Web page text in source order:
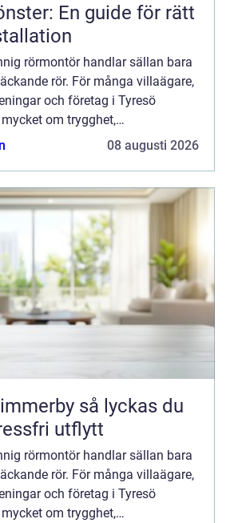
En guide för rätt
rörmontör handlar sällan bara
rör. För många villaägare,
och företag i Tyresö
om trygghet,
och att slippa dyra akuta08 augusti 2026
så lyckas du
utflytt
rörmontör handlar sällan bara
rör. För många villaägare,
och företag i Tyresö
om trygghet,